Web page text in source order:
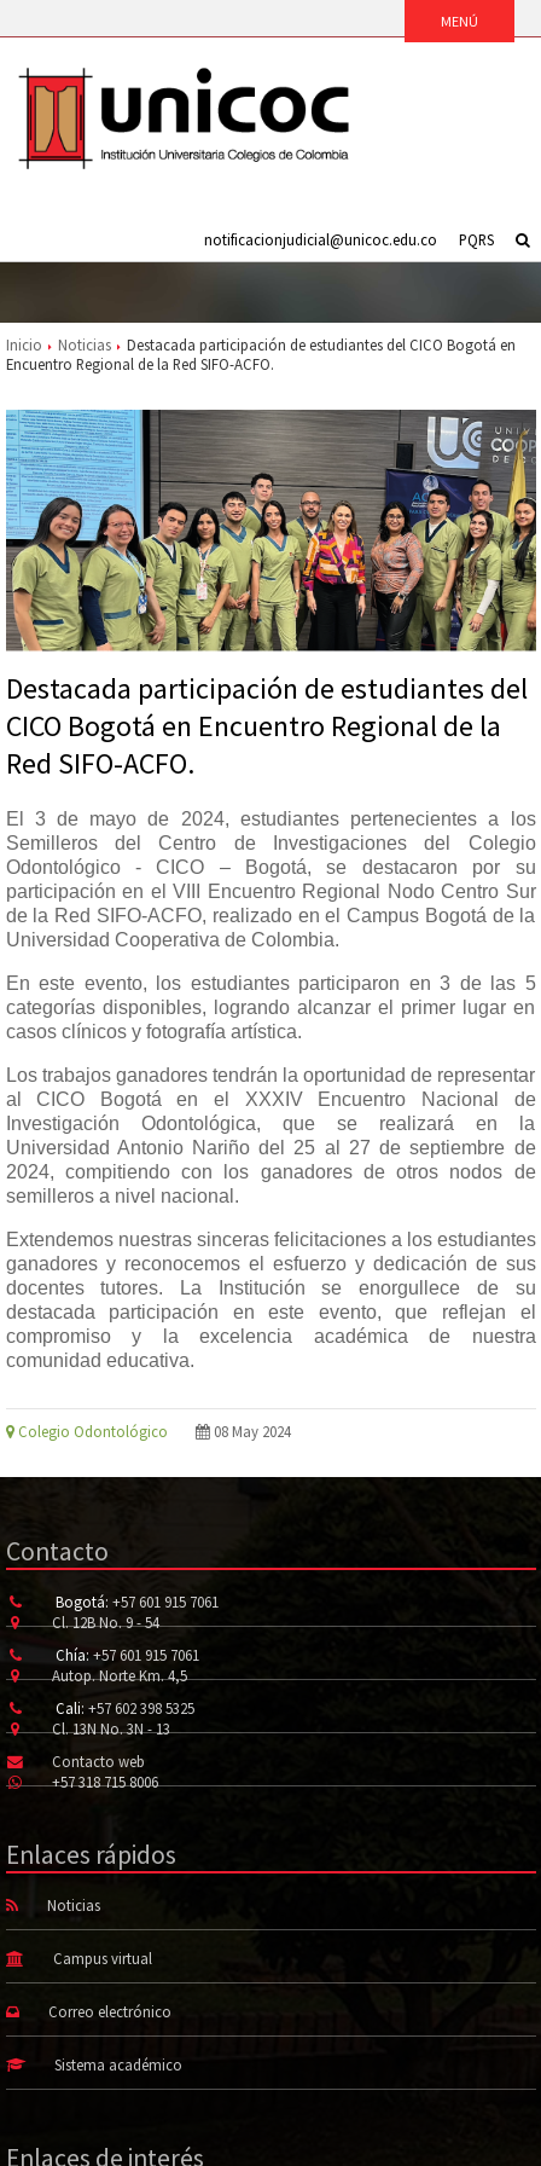
PQRS
notificacionjudicial@unicoc.edu.co
Inicio Noticias
Destacada participación de estudiantes del CICO Bogotá en
Encuentro Regional de la Red SIFO-ACFO.
Destacada participación de estudiantes del
CICO Bogotá en Encuentro Regional de la
Red SIFO-ACFO.
El 3 de mayo de 2024, estudiantes pertenecientes a los
Semilleros del Centro de Investigaciones del Colegio
Odontológico - CICO – Bogotá, se destacaron por su
participación en el VIII Encuentro Regional Nodo Centro Sur
de la Red SIFO-ACFO, realizado en el Campus Bogotá de la
Universidad Cooperativa de Colombia.
En este evento, los estudiantes participaron en 3 de las 5
categorías disponibles, logrando alcanzar el primer lugar en
casos clínicos y fotografía artística.
Los trabajos ganadores tendrán la oportunidad de representar
al CICO Bogotá en el XXXIV Encuentro Nacional de
Investigación Odontológica, que se realizará en la
Universidad Antonio Nariño del 25 al 27 de septiembre de
2024, compitiendo con los ganadores de otros nodos de
semilleros a nivel nacional.
Extendemos nuestras sinceras felicitaciones a los estudiantes
ganadores y reconocemos el esfuerzo y dedicación de sus
docentes tutores. La Institución se enorgullece de su
destacada participación en este evento, que reflejan el
compromiso y la excelencia académica de nuestra
comunidad educativa.
Colegio Odontológico 08 May 2024
Contacto
Bogotá: +57 601 915 7061
Cl. 12B No. 9 - 54
Chía: +57 601 915 7061
Autop. Norte Km. 4,5
Cali: +57 602 398 5325
Cl. 13N No. 3N - 13
Contacto web
+57 318 715 8006
Enlaces rápidos
Noticias
Campus virtual
Correo electrónico
Sistema académico
Enlaces de interés